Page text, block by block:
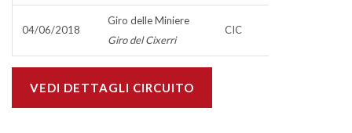
04/06/2018
Giro delle Miniere
Giro del Cixerri
CIC
VEDI DETTAGLI CIRCUITO